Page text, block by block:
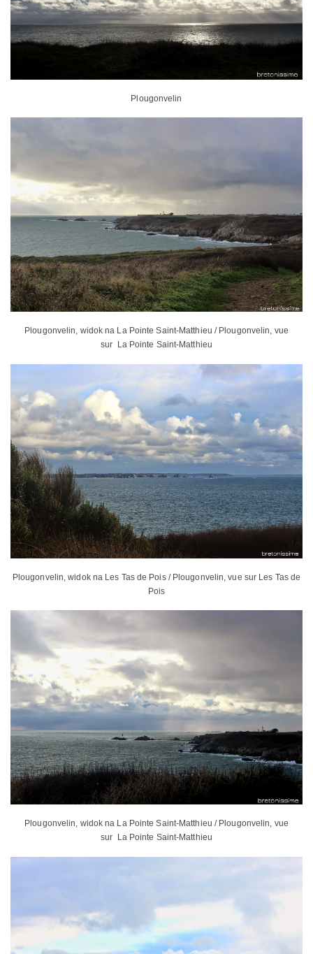
Plougonvelin
Plougonvelin, widok na La Pointe Saint-Matthieu / Plougonvelin, vue
sur La Pointe Saint-Matthieu
Plougonvelin, widok na Les Tas de Pois / Plougonvelin, vue sur Les Tas de
Pois
Plougonvelin, widok na La Pointe Saint-Matthieu / Plougonvelin, vue
sur La Pointe Saint-Matthieu